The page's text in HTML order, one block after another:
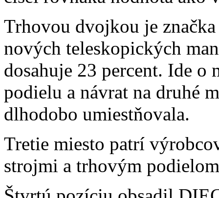
Trhovou dvojkou je
nových teleskopických
dosahuje 23 percent. Ide o
podielu a návrat na druhé
dlhodobo umiestňovala.
Tretie miesto patrí
strojmi a trhovým